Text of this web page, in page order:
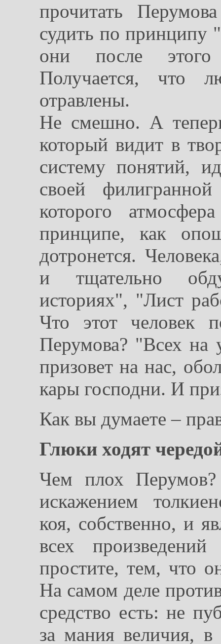
прочитать
судить по принципу
они после
Получается, что
отравлены.
Не смешно. А теперь
который видит в
систему понятий,
своей
которого
принципе, как
дотронется.
и тщательно
историях", "Лист
Что этот человек
Перумова? "Всех на
призовет на нас,
кары господни. И
Как вы думаете –
Глюки ходят
Чем плох
искажением
коя, собственно, и
всех
простите, тем, что
На самом деле
средство есть: не
за мания величия,